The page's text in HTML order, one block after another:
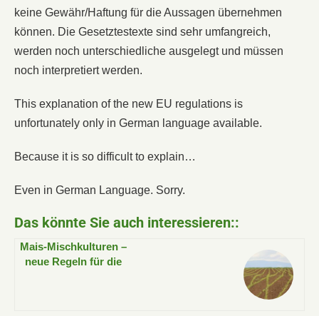
keine Gewähr/Haftung für die Aussagen übernehmen
können. Die Gesetztestexte sind sehr umfangreich,
werden noch unterschiedliche ausgelegt und müssen
noch interpretiert werden.
This explanation of the new EU regulations is
unfortunately only in German language available.
Because it is so difficult to explain…
Even in German Language. Sorry.
Das könnte Sie auch interessieren::
Mais-Mischkulturen –
neue Regeln für die